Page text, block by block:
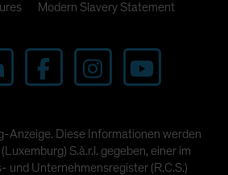
Modern Slavery Statement
Anzeige. Diese Informationen werden
S.à.r.l. gegeben, einer im
und Unternehmensregister (R.C.S.)